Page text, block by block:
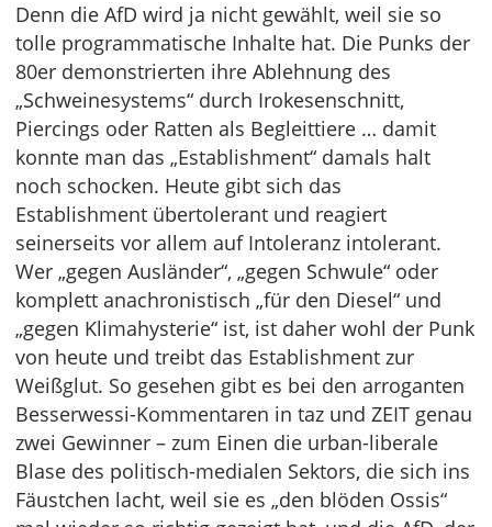
Denn die AfD wird ja nicht gewählt, weil sie so
tolle programmatische Inhalte hat. Die Punks der
80er demonstrierten ihre Ablehnung des
„Schweinesystems“ durch Irokesenschnitt,
Piercings oder Ratten als Begleittiere … damit
konnte man das „Establishment“ damals halt
noch schocken. Heute gibt sich das
Establishment übertolerant und reagiert
seinerseits vor allem auf Intoleranz intolerant.
Wer „gegen Ausländer“, „gegen Schwule“ oder
komplett anachronistisch „für den Diesel“ und
„gegen Klimahysterie“ ist, ist daher wohl der Punk
von heute und treibt das Establishment zur
Weißglut. So gesehen gibt es bei den arroganten
Besserwessi-Kommentaren in taz und ZEIT genau
zwei Gewinner – zum Einen die urban-liberale
Blase des politisch-medialen Sektors, die sich ins
Fäustchen lacht, weil sie es „den blöden Ossis“